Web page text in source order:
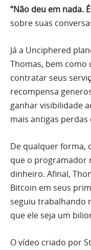
“Não deu em nada.
sobre suas
Já a Unciphered
Thomas, bem como
contratar seus
recompensa
ganhar visibilidade
mais antigas
De qualquer forma,
que o programador
dinheiro. Afinal,
Bitcoin em seus
seguiu trabalhando
que ele seja um
O vídeo criado por